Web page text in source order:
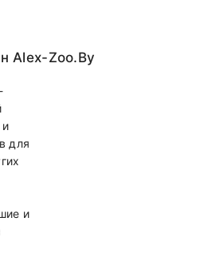
Alex-Zoo.by
и
для
и